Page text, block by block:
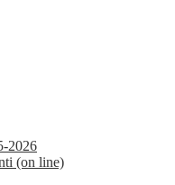
2026
(on line)